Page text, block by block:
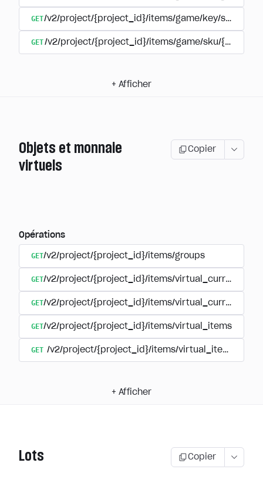
GET/v2/project/{project_id}/items/game/key/sku/
GET/v2/project/{project_id}/items/game/sku/
+ Afficher
Objets et monnaie
virtuels
Copier
Opérations
GET/v2/project/{project_id}/items/groups
GET/v2/project/{project_id}/items/virtual_currency
GET/v2/project/{project_id}/items/virtual_currency/
GET/v2/project/{project_id}/items/virtual_items
GET /v2/project/{project_id}/items/virtual_items/
+ Afficher
Lots Copier